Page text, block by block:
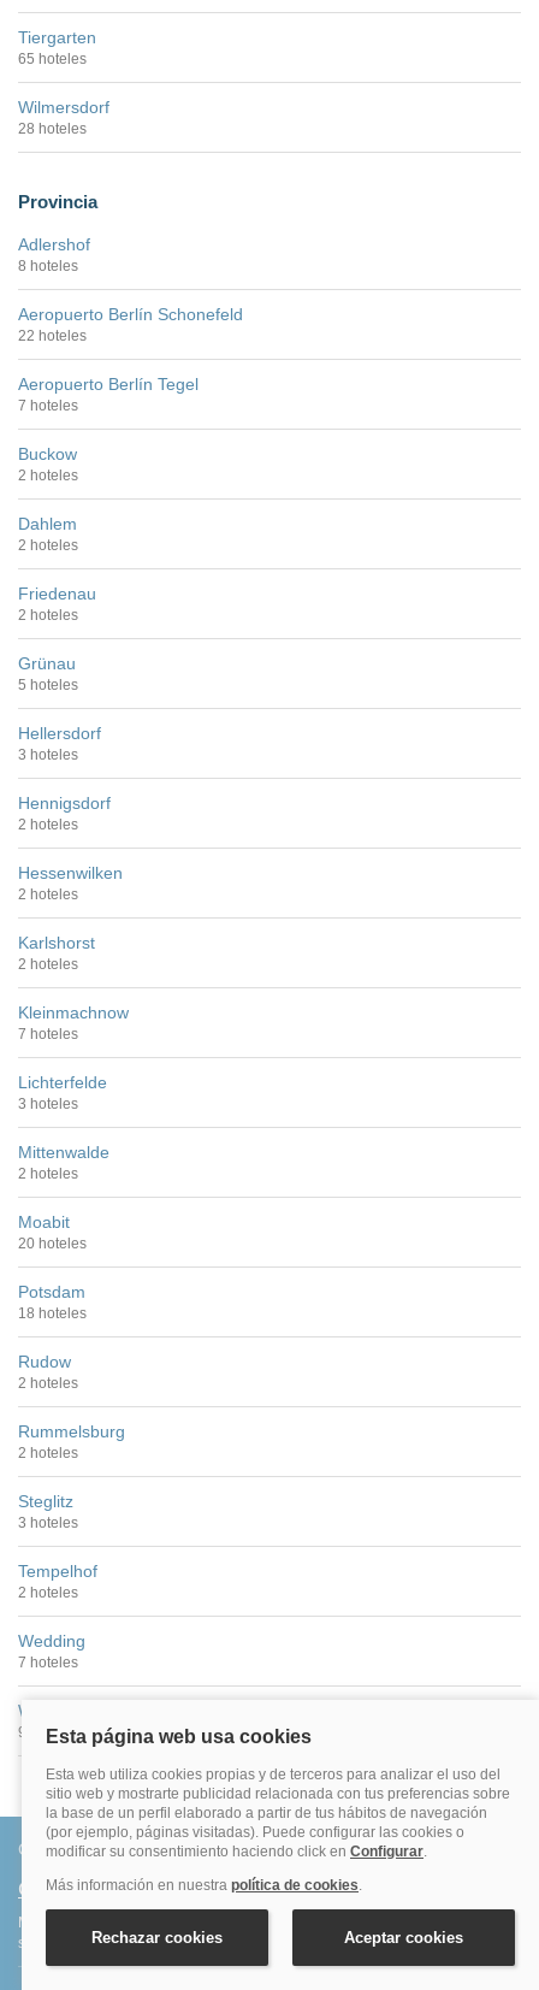
Tiergarten
65 hoteles
Wilmersdorf
28 hoteles
Provincia
Adlershof
8 hoteles
Aeropuerto Berlín Schonefeld
22 hoteles
Aeropuerto Berlín Tegel
7 hoteles
Buckow
2 hoteles
Dahlem
2 hoteles
Friedenau
2 hoteles
Grünau
5 hoteles
Hellersdorf
3 hoteles
Hennigsdorf
2 hoteles
Hessenwilken
2 hoteles
Karlshorst
2 hoteles
Kleinmachnow
7 hoteles
Lichterfelde
3 hoteles
Mittenwalde
2 hoteles
Moabit
20 hoteles
Potsdam
18 hoteles
Rudow
2 hoteles
Rummelsburg
2 hoteles
Steglitz
3 hoteles
Tempelhof
2 hoteles
Wedding
7 hoteles
Westend
9 hoteles
Conócenos
Quiénes somos
Más de 500.000 clientes satisfechos. Confirmación inmediata, total
seguridad y garantía. Sin sorpresas.